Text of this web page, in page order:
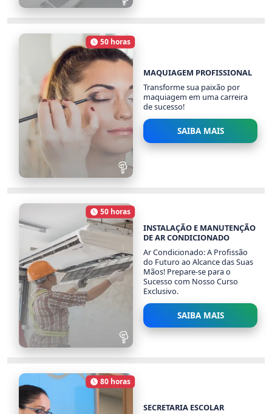
MANUTENÇÃO DE
CELULARES
18848 alunos
MAQUIAGEM
PROFISSIONAL
2095 alunos
50 horas
Carga Horária
MAQUIAGEM PROFISSIONAL
Transforme sua paixão por
maquiagem em uma carreira
de sucesso!
SAIBA MAIS
INSTALAÇÃO E
MANUTENÇÃO DE AR
CONDICIONADO
1840 alunos
50 horas
Carga Horária
INSTALAÇÃO E MANUTENÇÃO
DE AR CONDICIONADO
Ar Condicionado: A Profissão
do Futuro ao Alcance das Suas
Mãos! Prepare-se para o
Sucesso com Nosso Curso
Exclusivo.
SAIBA MAIS
80 horas
Carga Horária
SECRETARIA ESCOLAR